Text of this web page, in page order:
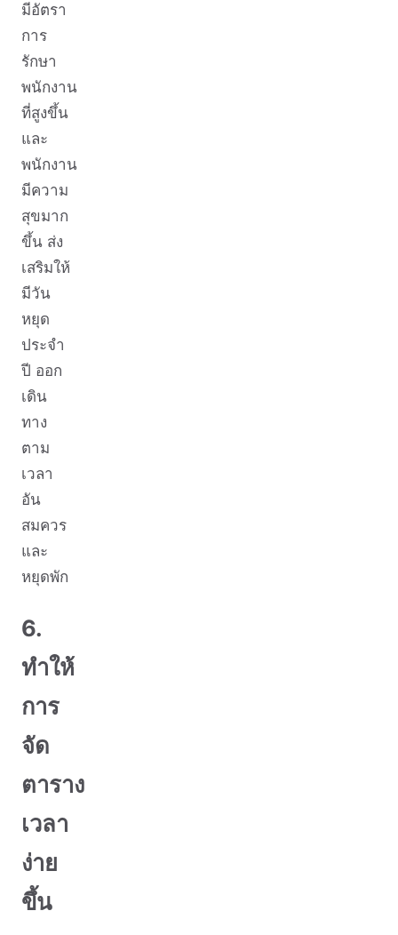
มีอัตรา
การ
รักษา
พนักงาน
ที่สูงขึ้น
และ
พนักงาน
มีความ
สุขมาก
ขึ้น ส่ง
เสริมให้
มีวัน
หยุด
ประจำ
ปี ออก
เดิน
ทาง
ตาม
เวลา
อัน
สมควร
และ
หยุดพัก
6.
ทำให้
การ
จัด
ตาราง
เวลา
ง่าย
ขึ้น